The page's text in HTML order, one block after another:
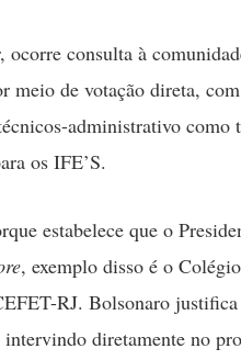
consulta à
meio de votação direta,
administrativo como
os IFE’S.
estabelece que o
, exemplo disso é o
RJ. Bolsonaro justifica
intervindo diretamente no